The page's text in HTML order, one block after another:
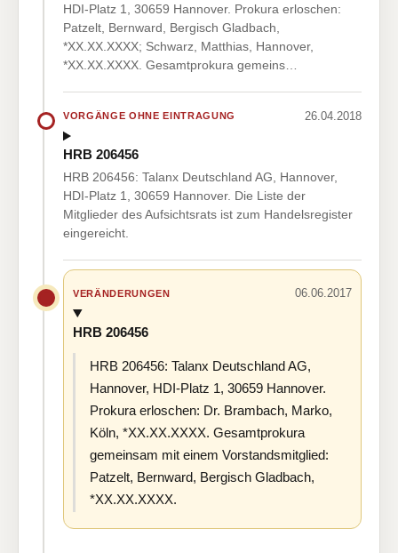
HDI-Platz 1, 30659 Hannover. Prokura erloschen:
Patzelt, Bernward, Bergisch Gladbach,
*XX.XX.XXXX; Schwarz, Matthias, Hannover,
*XX.XX.XXXX. Gesamtprokura gemeins…
VORGÄNGE OHNE EINTRAGUNG 26.04.2018
HRB 206456
HRB 206456: Talanx Deutschland AG, Hannover,
HDI-Platz 1, 30659 Hannover. Die Liste der
Mitglieder des Aufsichtsrats ist zum Handelsregister
eingereicht.
VERÄNDERUNGEN 06.06.2017
HRB 206456
HRB 206456: Talanx Deutschland AG,
Hannover, HDI-Platz 1, 30659 Hannover.
Prokura erloschen: Dr. Brambach, Marko,
Köln, *XX.XX.XXXX. Gesamtprokura
gemeinsam mit einem Vorstandsmitglied:
Patzelt, Bernward, Bergisch Gladbach,
*XX.XX.XXXX.